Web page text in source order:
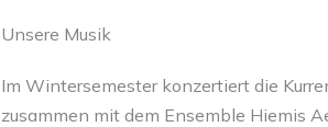
Unsere Musik
Im Wintersemester konzertiert die
zusammen mit dem Ensemble Hiemis